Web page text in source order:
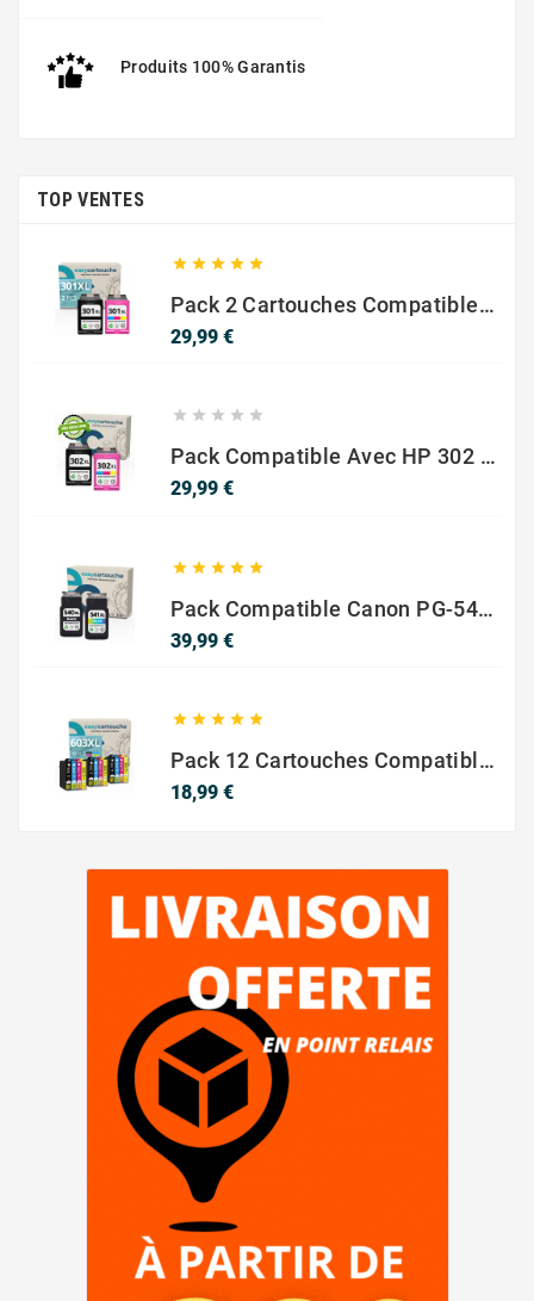
Produits 100% Garantis
TOP VENTES
    
Pack 2 Cartouches Compatible Avec HP 301 XL Noir Et Couleur
29,99 €Prix
    
Pack Compatible Avec HP 302 XL Noir Et Couleur - SANS NIVEAU ENCRE
29,99 €Prix
    
Pack Compatible Canon PG-540 XL / CL-541 XL – Noir & Couleur – Haute Capacité
39,99 €Prix
    
Pack 12 Cartouches Compatible EPSON 603XL
18,99 €Prix